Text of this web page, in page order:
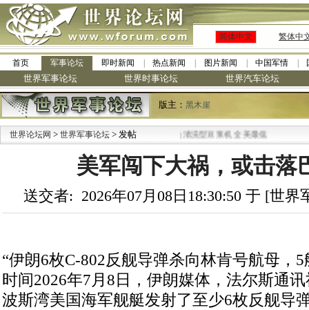
简体中文 繁体中
首页 军事论坛 即时新闻 热点新闻 图片新闻 中国军情
世界军事论坛 世界时事论坛 世界汽车论坛
版主： 黑木崖
世界论坛网 > 世界军事论坛 > 发帖
· 九阳全新免清洗型豆浆机 全美最低
美军闯下大祸，或击落
送交者: 2026年07月08日18:30:50 于 [世
“伊朗6枚C-802反舰导弹杀向林肯号航母，
时间2026年7月8日，伊朗媒体，法尔斯通
波斯湾美国海军舰艇发射了至少6枚反舰导